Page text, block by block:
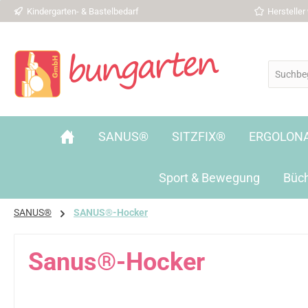
Hauptinhalt springen
Zur Suche springen
Zur Hauptnavigation springen
Kindergarten- & Bastelbedarf
SANUS® SITZFIX®
Sport & Bewegung
SANUS® SANUS®-Hocker
Sanus®-Hocker